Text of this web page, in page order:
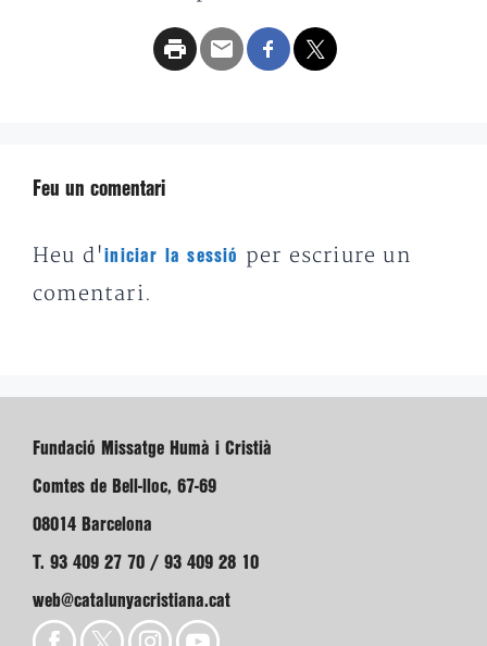
Feu un comentari
Heu d'iniciar la sessió
per escriure un
comentari.
Fundació Missatge Humà i Cristià
Comtes de Bell-lloc, 67-69
08014 Barcelona
T. 93 409 27 70 / 93 409 28 10
web@catalunyacristiana.cat